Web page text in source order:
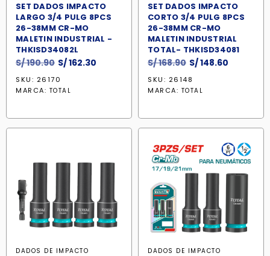
SET DADOS IMPACTO
LARGO 3/4 PULG 8PCS
26-38MM CR-MO
MALETIN INDUSTRIAL -
THKISD34082L
S/190.90 El
precio
original
S/162.30
SKU: 26170
MARCA: TOTAL
SET DADOS IMPACTO
CORTO 3/4 PULG 8PCS
26-38MM CR-MO
MALETIN INDUSTRIAL
TOTAL- THKISD34081
S/168.90 El
precio
original
S/148.60
SKU: 26148
MARCA: TOTAL
DADOS DE IMPACTO DADOS DE IMPACTO